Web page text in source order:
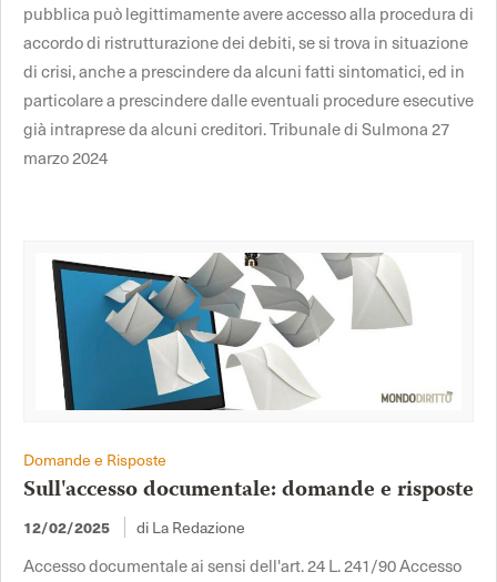
pubblica può legittimamente avere accesso alla procedura di
accordo di ristrutturazione dei debiti, se si trova in situazione
di crisi, anche a prescindere da alcuni fatti sintomatici, ed in
particolare a prescindere dalle eventuali procedure esecutive
già intraprese da alcuni creditori. Tribunale di Sulmona 27
marzo 2024
Domande e Risposte
Sull'accesso documentale: domande e risposte
12/02/2025 di La Redazione
Accesso documentale ai sensi dell'art. 24 L. 241/90 Accesso